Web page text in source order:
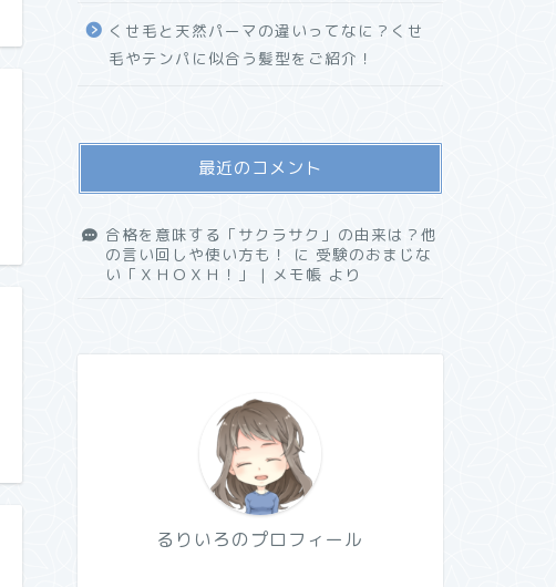
くせ毛と天然パーマの違いってなに？くせ
毛やテンパに似合う髪型をご紹介！
最近のコメント
合格を意味する「サクラサク」の由来は？他
の言い回しや使い方も！
に 受験のおまじな
い「ＸＨＯＸＨ！」 | メモ帳 より
るりいろのプロフィール